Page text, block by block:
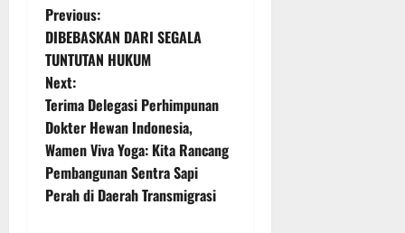
P
o
s
t
n
a
Previous:
DIBEBASKAN DARI SEGALA
TUNTUTAN HUKUM
Next:
Terima Delegasi Perhimpunan
Dokter Hewan Indonesia,
Wamen Viva Yoga: Kita Rancang
Pembangunan Sentra Sapi
Perah di Daerah Transmigrasi